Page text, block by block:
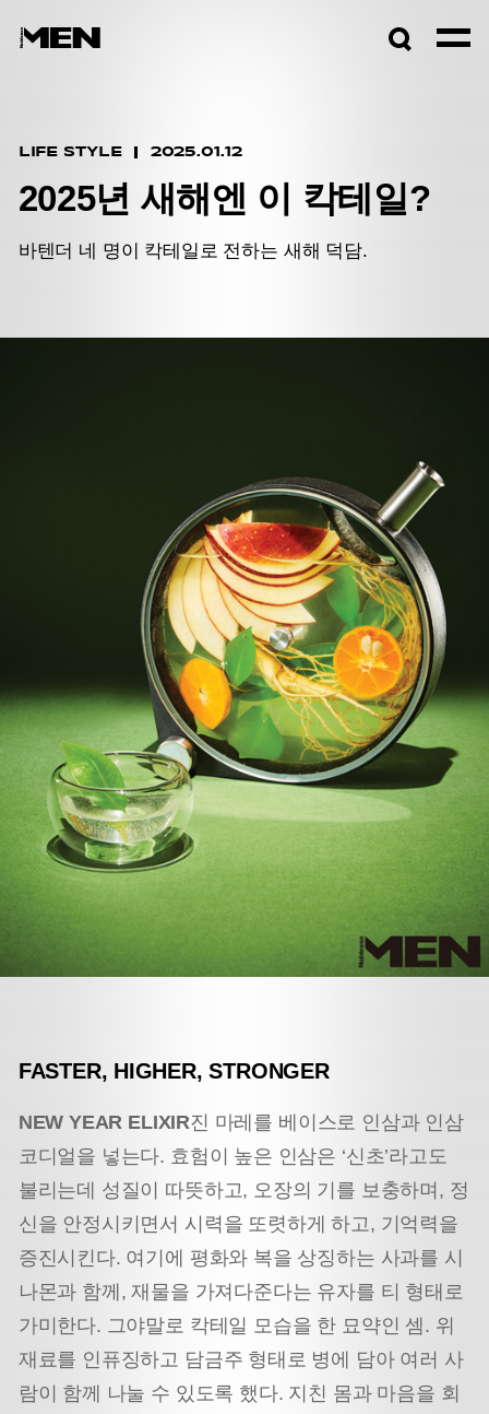
LIFE STYLE 2025.01.12
2025년 새해엔 이 칵테일?
바텐더 네 명이 칵테일로 전하는 새해 덕담.
FASTER, HIGHER, STRONGER
NEW YEAR ELIXIR진 마레를 베이스로 인삼과 인삼
코디얼을 넣는다. 효험이 높은 인삼은 ‘신초’라고도
불리는데 성질이 따뜻하고, 오장의 기를 보충하며, 정
신을 안정시키면서 시력을 또렷하게 하고, 기억력을
증진시킨다. 여기에 평화와 복을 상징하는 사과를 시
나몬과 함께, 재물을 가져다준다는 유자를 티 형태로
가미한다. 그야말로 칵테일 모습을 한 묘약인 셈. 위
재료를 인퓨징하고 담금주 형태로 병에 담아 여러 사
람이 함께 나눌 수 있도록 했다. 지친 몸과 마음을 회